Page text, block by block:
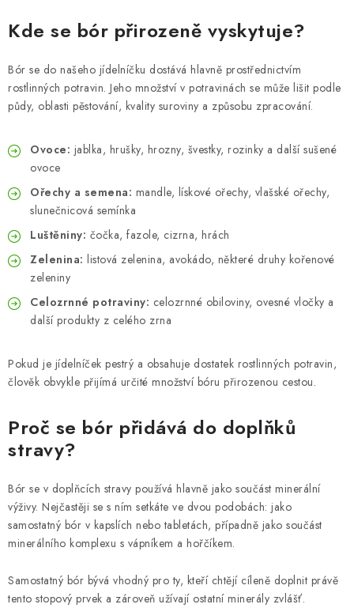
Kde se bór přirozeně vyskytuje?
Bór se do našeho jídelníčku dostává hlavně prostřednictvím
rostlinných potravin. Jeho množství v potravinách se může lišit podle
půdy, oblasti pěstování, kvality suroviny a způsobu zpracování.
Ovoce: jablka, hrušky, hrozny, švestky, rozinky a další sušené
ovoce
Ořechy a semena: mandle, lískové ořechy, vlašské ořechy,
slunečnicová semínka
Luštěniny: čočka, fazole, cizrna, hrách
Zelenina: listová zelenina, avokádo, některé druhy kořenové
zeleniny
Celozrnné potraviny: celozrnné obiloviny, ovesné vločky a
další produkty z celého zrna
Pokud je jídelníček pestrý a obsahuje dostatek rostlinných potravin,
člověk obvykle přijímá určité množství bóru přirozenou cestou.
Proč se bór přidává do doplňků
stravy?
Bór se v doplňcích stravy používá hlavně jako součást minerální
výživy. Nejčastěji se s ním setkáte ve dvou podobách: jako
samostatný bór v kapslích nebo tabletách, případně jako součást
minerálního komplexu s vápníkem a hořčíkem.
Samostatný bór bývá vhodný pro ty, kteří chtějí cíleně doplnit právě
tento stopový prvek a zároveň užívají ostatní minerály zvlášť.